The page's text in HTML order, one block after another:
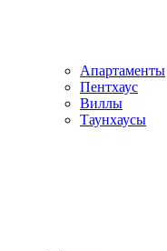
Апартаменты
Пентхаус
Виллы
Таунхаусы